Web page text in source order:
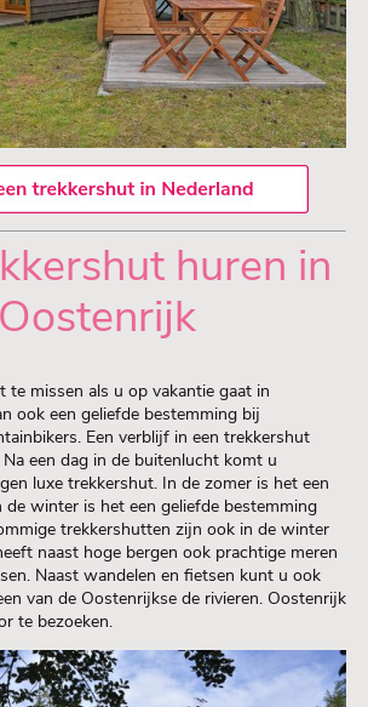
huren in
Oostenrijk
te missen als u op vakantie gaat in
ook een geliefde bestemming bij
Een verblijf in een trekkershut
een dag in de buitenlucht komt u
luxe trekkershut. In de zomer is het een
de winter is het een geliefde bestemming
trekkershutten zijn ook in de winter
naast hoge bergen ook prachtige meren
Naast wandelen en fietsen kunt u ook
van de Oostenrijkse de rivieren. Oostenrijk
te bezoeken.